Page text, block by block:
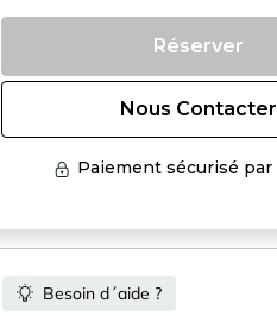
Réserver
Nous Contacter
Paiement sécurisé par
Besoin d´aide ?